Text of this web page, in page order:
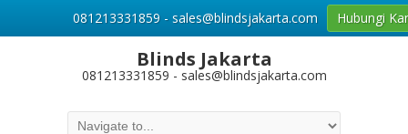
Blinds Jakarta
081213331859 - sales@blindsjakarta.com
081213331859 - sales@blindsjakarta.com Hubungi